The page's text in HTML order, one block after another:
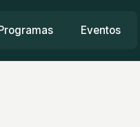
Eventos